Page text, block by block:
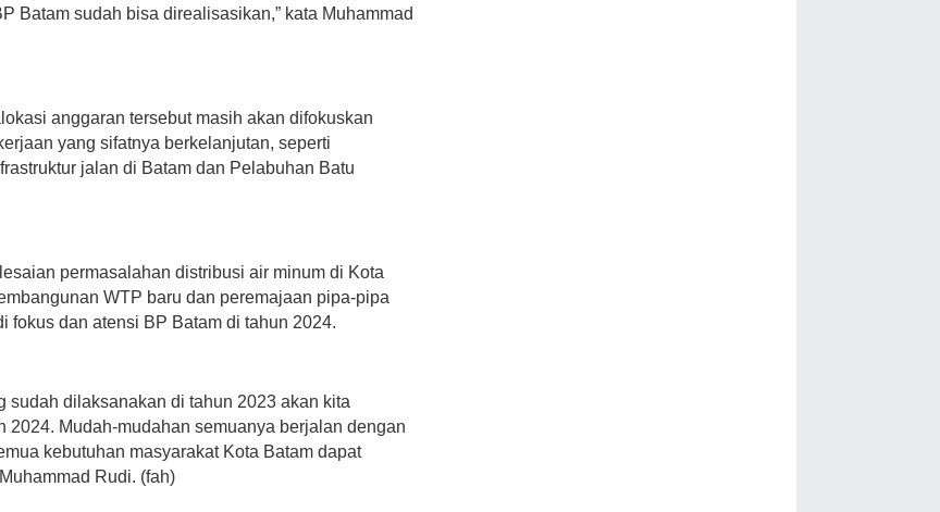
Batam sudah bisa direalisasikan,” kata Muhammad
anggaran tersebut masih akan difokuskan
yang sifatnya berkelanjutan, seperti
jalan di Batam dan Pelabuhan Batu
permasalahan distribusi air minum di Kota
WTP baru dan peremajaan pipa-pipa
fokus dan atensi BP Batam di tahun 2024.
sudah dilaksanakan di tahun 2023 akan kita
2024. Mudah-mudahan semuanya berjalan dengan
kebutuhan masyarakat Kota Batam dapat
Rudi. (fah)